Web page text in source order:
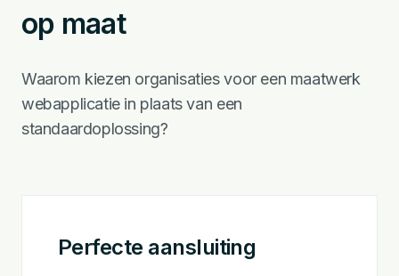
op maat
Waarom kiezen organisaties voor een maatwerk
webapplicatie in plaats van een
standaardoplossing?
Perfecte aansluiting